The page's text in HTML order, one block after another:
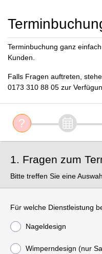
Terminbuchung ganz
Kunden.
Falls Fragen auftreten,
0173 310 88 05 zur
1. Fragen zum
Bitte treffen Sie eine
Für welche Dienstleistung
Nageldesign
Wimperndesign (nur